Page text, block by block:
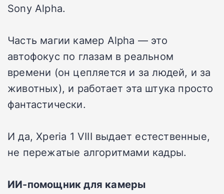
Sony Alpha.
Часть магии камер Alpha — это
автофокус по глазам в реальном
времени (он цепляется и за людей, и за
животных), и работает эта штука просто
фантастически.
И да, Xperia 1 VIII выдает естественные,
не пережатые алгоритмами кадры.
ИИ-помощник для камеры